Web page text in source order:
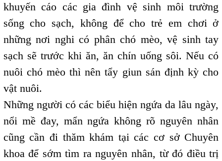
khuyến cáo các gia đình vệ sinh môi trường
sống cho sạch, không để cho trẻ em chơi ở
những nơi nghi có phân chó mèo, vệ sinh tay
sạch sẽ trước khi ăn, ăn chín uống sôi. Nếu có
nuôi chó mèo thì nên tẩy giun sán định kỳ cho
vật nuôi.
Những người có các biểu hiện ngứa da lâu ngày,
nổi mề đay, mẩn ngứa không rõ nguyên nhân
cũng cần đi thăm khám tại các cơ sở Chuyên
khoa để sớm tìm ra nguyên nhân, từ đó điều trị